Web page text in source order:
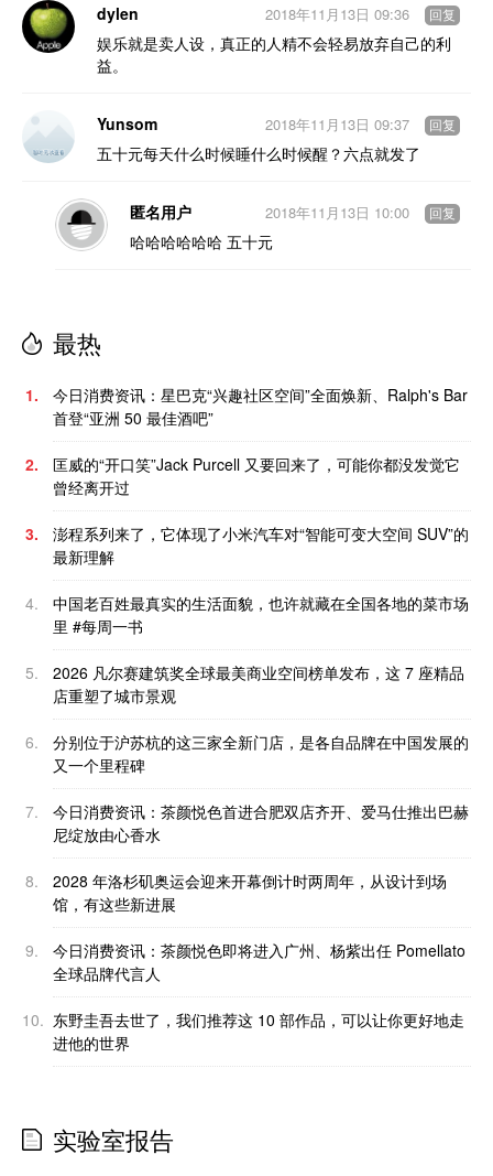
dylen
娱乐就是卖人设，真正的人精不会轻易放弃自己的利
益。
2018年11月13日 09:36 回复
Yunsom
五十元每天什么时候睡什么时候醒？六点就发了
2018年11月13日 09:37 回复
匿名用户
哈哈哈哈哈哈 五十元
2018年11月13日 10:00 回复
最热
1.
今日消费资讯：星巴克“兴趣社区空间”全面焕新、Ralph's Bar
首登“亚洲 50 最佳酒吧”
2.
匡威的“开口笑”Jack Purcell 又要回来了，可能你都没发觉它
曾经离开过
3.
澎程系列来了，它体现了小米汽车对“智能可变大空间 SUV”的
最新理解
4.
中国老百姓最真实的生活面貌，也许就藏在全国各地的菜市场
里 #每周一书
5.
2026 凡尔赛建筑奖全球最美商业空间榜单发布，这 7 座精品
店重塑了城市景观
6.
分别位于沪苏杭的这三家全新门店，是各自品牌在中国发展的
又一个里程碑
7.
今日消费资讯：茶颜悦色首进合肥双店齐开、爱马仕推出巴赫
尼绽放由心香水
8.
2028 年洛杉矶奥运会迎来开幕倒计时两周年，从设计到场
馆，有这些新进展
9.
今日消费资讯：茶颜悦色即将进入广州、杨紫出任 Pomellato
全球品牌代言人
10. 东野圭吾去世了，我们推荐这 10 部作品，可以让你更好地走
进他的世界
实验室报告